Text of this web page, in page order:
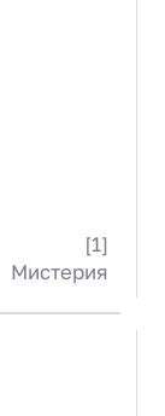
[1]
Мистерия